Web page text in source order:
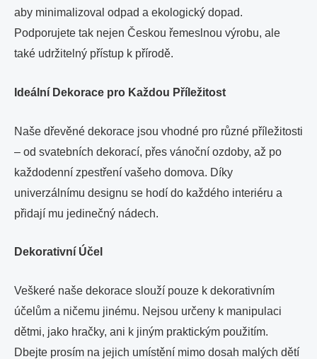
aby minimalizoval odpad a ekologický dopad.
Podporujete tak nejen Českou řemeslnou výrobu, ale
také udržitelný přístup k přírodě.
Ideální Dekorace pro Každou Příležitost
Naše dřevěné dekorace jsou vhodné pro různé příležitosti
– od svatebních dekorací, přes vánoční ozdoby, až po
každodenní zpestření vašeho domova. Díky
univerzálnímu designu se hodí do každého interiéru a
přidají mu jedinečný nádech.
Dekorativní Účel
Veškeré naše dekorace slouží pouze k dekorativním
účelům a ničemu jinému. Nejsou určeny k manipulaci
dětmi, jako hračky, ani k jiným praktickým použitím.
Dbejte prosím na jejich umístění mimo dosah malých dětí